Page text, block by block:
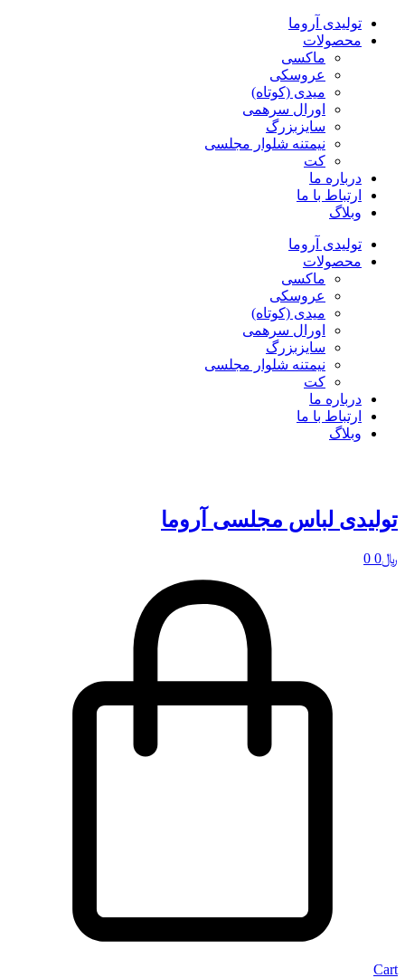
پرش
تولیدی آروما
محصولات
ماکسی
عروسکی
میدی (کوتاه)
اورال سرهمی
سایزبزرگ
نیمتنه شلوار مجلسی
کت
درباره ما
ارتباط با ما
وبلاگ
تولیدی آروما
محصولات
ماکسی
عروسکی
میدی (کوتاه)
اورال سرهمی
سایزبزرگ
نیمتنه شلوار مجلسی
کت
درباره ما
ارتباط با ما
وبلاگ
تولیدی لباس مجلسی آروما
﷼0
0
Cart